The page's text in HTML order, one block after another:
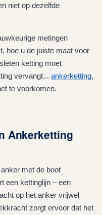
niet op dezelfde
metingen
hoe u de juiste maat voor
ketting moet
vervangt... ankerketting,
te voorkomen.
Ankerketting
met de boot
een kettinglijn – een
op het anker vrijwel
zorgt ervoor dat het